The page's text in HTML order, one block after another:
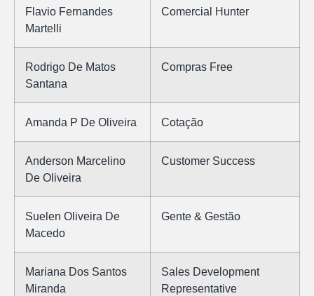
Flavio Fernandes
Martelli
Comercial Hunter
Rodrigo De Matos
Santana
Compras Free
Amanda P De Oliveira Cotação
Anderson Marcelino
De Oliveira
Customer Success
Suelen Oliveira De
Macedo
Gente & Gestão
Mariana Dos Santos
Miranda
Sales Development
Representative